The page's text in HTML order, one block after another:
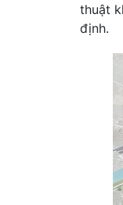
thuật
định.